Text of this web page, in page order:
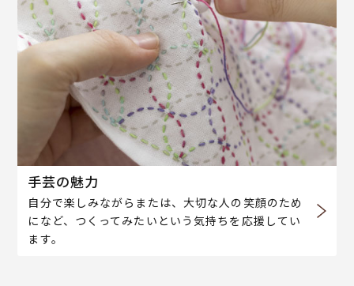
手芸の魅力
自分で楽しみながらまたは、大切な人の笑顔のため
になど、つくってみたいという気持ちを応援してい
ます。